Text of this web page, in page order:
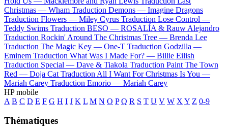
Christmas — Wham Traduction Demons — Imagine Dragons
Traduction Flowers — Miley Cyrus Traduction Lose Control —
Teddy Swims Traduction BESO — ROSALÍA & Rauw Alejandro
Traduction Rockin' Around The Christmas Tree — Brenda Lee
Traduction The Magic Key — One-T Traduction Godzilla —
Eminem Traduction What Was I Made For? — Billie Eilish
Traduction Special — Dave & Tiakola Traduction Paint The Town
Red — Doja Cat Traduction All I Want For Christmas Is You —
Mariah Carey Traduction Emorio — Mariah Carey
HP mobile
A B C D E F G H I J K L M N O P Q R S T U V W X Y Z 0-9
Thématiques